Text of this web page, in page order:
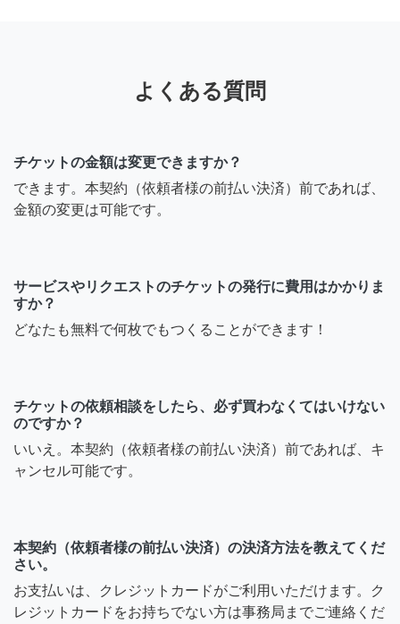
よくある質問
チケットの金額は変更できますか？
できます。本契約（依頼者様の前払い決済）前であれば、
金額の変更は可能です。
サービスやリクエストのチケットの発行に費用はかかりま
すか？
どなたも無料で何枚でもつくることができます！
チケットの依頼相談をしたら、必ず買わなくてはいけない
のですか？
いいえ。本契約（依頼者様の前払い決済）前であれば、キ
ャンセル可能です。
本契約（依頼者様の前払い決済）の決済方法を教えてくだ
さい。
お支払いは、クレジットカードがご利用いただけます。ク
レジットカードをお持ちでない方は事務局までご連絡くだ